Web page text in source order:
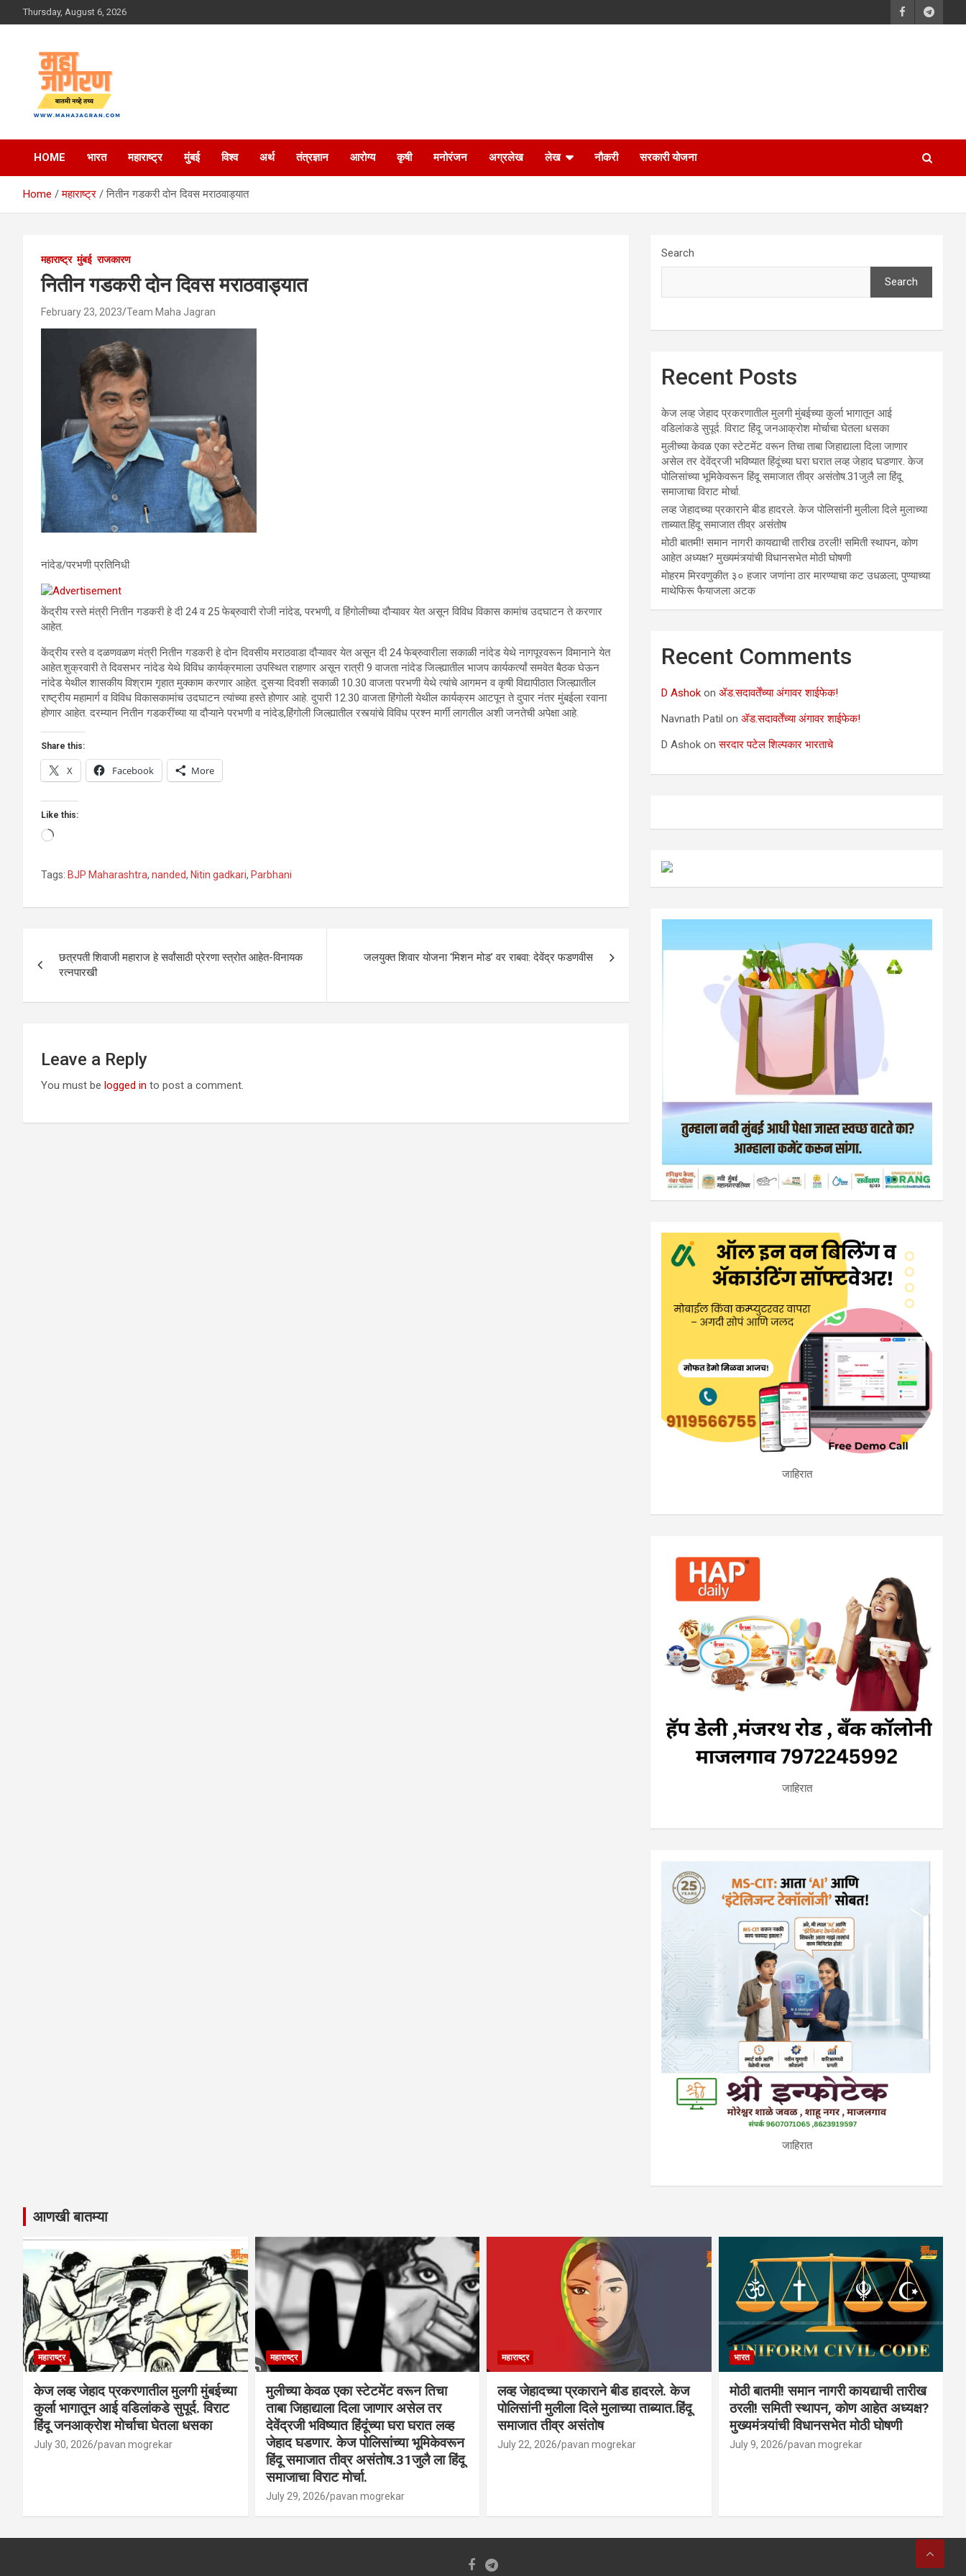
to
Thursday, August 6, 2026
महा जागरण
HOME भारत महाराष्ट्र मुंबई विश्व अर्थ तंत्रज्ञान आरोग्य कृषी मनोरंजन अग्रलेख लेख नौकरी सरकारी योजना
Home महाराष्ट्र नितीन गडकरी दोन दिवस मराठवाड्यात
महाराष्ट्र मुंबई राजकारण
नितीन गडकरी दोन दिवस मराठवाड्यात
February 23, 2023 Team Maha Jagran
नांदेड/परभणी प्रतिनिधी
केंद्रीय रस्ते मंत्री नितीन गडकरी हे दी 24 व 25 फेब्रुवारी रोजी नांदेड, परभणी, व हिंगोलीच्या दौऱ्यावर येत असून विविध विकास कामांच उदघाटन ते करणार
आहेत.
केंद्रीय रस्ते व दळणवळण मंत्री नितीन गडकरी हे दोन दिवसीय मराठवाडा दौऱ्यावर येत असून दी 24 फेब्रुवारीला सकाळी नांदेड येथे नागपूरवरून विमानाने येत
आहेत.शुक्रवारी ते दिवसभर नांदेड येथे विविध कार्यक्रमाला उपस्थित राहणार असून रात्री 9 वाजता नांदेड जिल्ह्यातील भाजप कार्यकर्त्यां समवेत बैठक घेऊन
नांदेड येथील शासकीय विश्राम गृहात मुक्काम करणार आहेत. दुसऱ्या दिवशी सकाळी 10.30 वाजता परभणी येथे त्यांचे आगमन व कृषी विद्यापीठात जिल्ह्यातील
राष्ट्रीय महामार्ग व विविध विकासकामांच उदघाटन त्यांच्या हस्ते होणार आहे. दुपारी 12.30 वाजता हिंगोली येथील कार्यक्रम आटपून ते दुपार नंतर मुंबईला रवाना
होणार आहेत. दरम्यान नितीन गडकरींच्या या दौऱ्याने परभणी व नांदेड,हिंगोली जिल्ह्यातील रस्त्यांचे विविध प्रश्न मार्गी लागतील अशी जनतेची अपेक्षा आहे.
Share this:
X Facebook More
Like this:
Loading…
Tags: BJP Maharashtra, nanded, Nitin gadkari, Parbhani
navigation
छत्रपती शिवाजी महाराज हे सर्वांसाठी प्रेरणा स्त्रोत आहेत-विनायक
रत्नपारखी
जलयुक्त शिवार योजना ‘मिशन मोड’ वर राबवा: देवेंद्र फडणवीस
Leave a Reply
You must be logged in to post a comment.
Search
Search
Recent Posts
केज लव्ह जेहाद प्रकरणातील मुलगी मुंबईच्या कुर्ला भागातून आई
वडिलांकडे सुपूर्द. विराट हिंदू जनआक्रोश मोर्चाचा घेतला धसका
मुलीच्या केवळ एका स्टेटमेंट वरून तिचा ताबा जिहाद्याला दिला जाणार
असेल तर देवेंद्रजी भविष्यात हिंदूंच्या घरा घरात लव्ह जेहाद घडणार. केज
पोलिसांच्या भूमिकेवरून हिंदू समाजात तीव्र असंतोष.31जुलै ला हिंदू
समाजाचा विराट मोर्चा.
लव्ह जेहादच्या प्रकाराने बीड हादरले. केज पोलिसांनी मुलीला दिले मुलाच्या
ताब्यात.हिंदू समाजात तीव्र असंतोष
मोठी बातमी! समान नागरी कायद्याची तारीख ठरली! समिती स्थापन, कोण
आहेत अध्यक्ष? मुख्यमंत्र्यांची विधानसभेत मोठी घोषणी
मोहरम मिरवणुकीत ३० हजार जणांना ठार मारण्‍याचा कट उधळला; पुण्‍याच्‍या
माथेफिरू फैयाजला अटक
Recent Comments
D Ashok onॲड.सदावर्तेंच्या अंगावर शाईफेक!
Navnath Patil onॲड.सदावर्तेंच्या अंगावर शाईफेक!
D Ashok onसरदार पटेल शिल्पकार भारताचे
जाहिरात
जाहिरात
जाहिरात
आणखी बातम्या
महाराष्ट्र
केज लव्ह जेहाद प्रकरणातील मुलगी मुंबईच्या
कुर्ला भागातून आई वडिलांकडे सुपूर्द. विराट
हिंदू जनआक्रोश मोर्चाचा घेतला धसका
July 30, 2026 pavan mogrekar
महाराष्ट्र
मुलीच्या केवळ एका स्टेटमेंट वरून तिचा
ताबा जिहाद्याला दिला जाणार असेल तर
देवेंद्रजी भविष्यात हिंदूंच्या घरा घरात लव्ह
जेहाद घडणार. केज पोलिसांच्या भूमिकेवरून
हिंदू समाजात तीव्र असंतोष.31जुलै ला हिंदू
समाजाचा विराट मोर्चा.
July 29, 2026 pavan mogrekar
महाराष्ट्र
लव्ह जेहादच्या प्रकाराने बीड हादरले. केज
पोलिसांनी मुलीला दिले मुलाच्या ताब्यात.हिंदू
समाजात तीव्र असंतोष
July 22, 2026 pavan mogrekar
भारत
मोठी बातमी! समान नागरी कायद्याची तारीख
ठरली! समिती स्थापन, कोण आहेत अध्यक्ष?
मुख्यमंत्र्यांची विधानसभेत मोठी घोषणी
July 9, 2026 pavan mogrekar